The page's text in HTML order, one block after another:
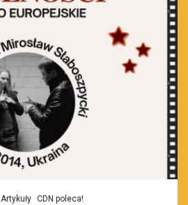
Artykuły CDN poleca!